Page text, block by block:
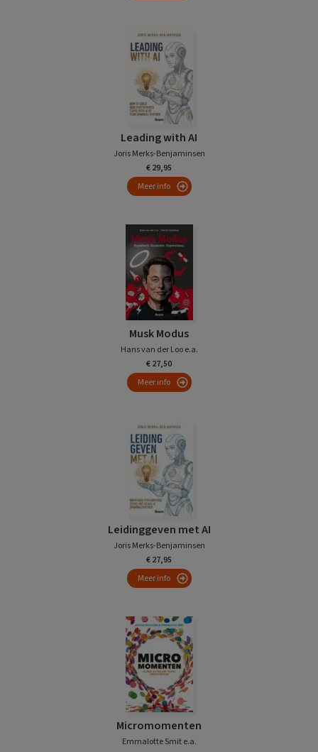
Leading with AI
Joris Merks-Benjaminsen
€ 29,95
Meer info
Musk Modus
Hans van der Loo e.a.
€ 27,50
Meer info
Leidinggeven met AI
Joris Merks-Benjaminsen
€ 27,95
Meer info
Micromomenten
Emmalotte Smit e.a.